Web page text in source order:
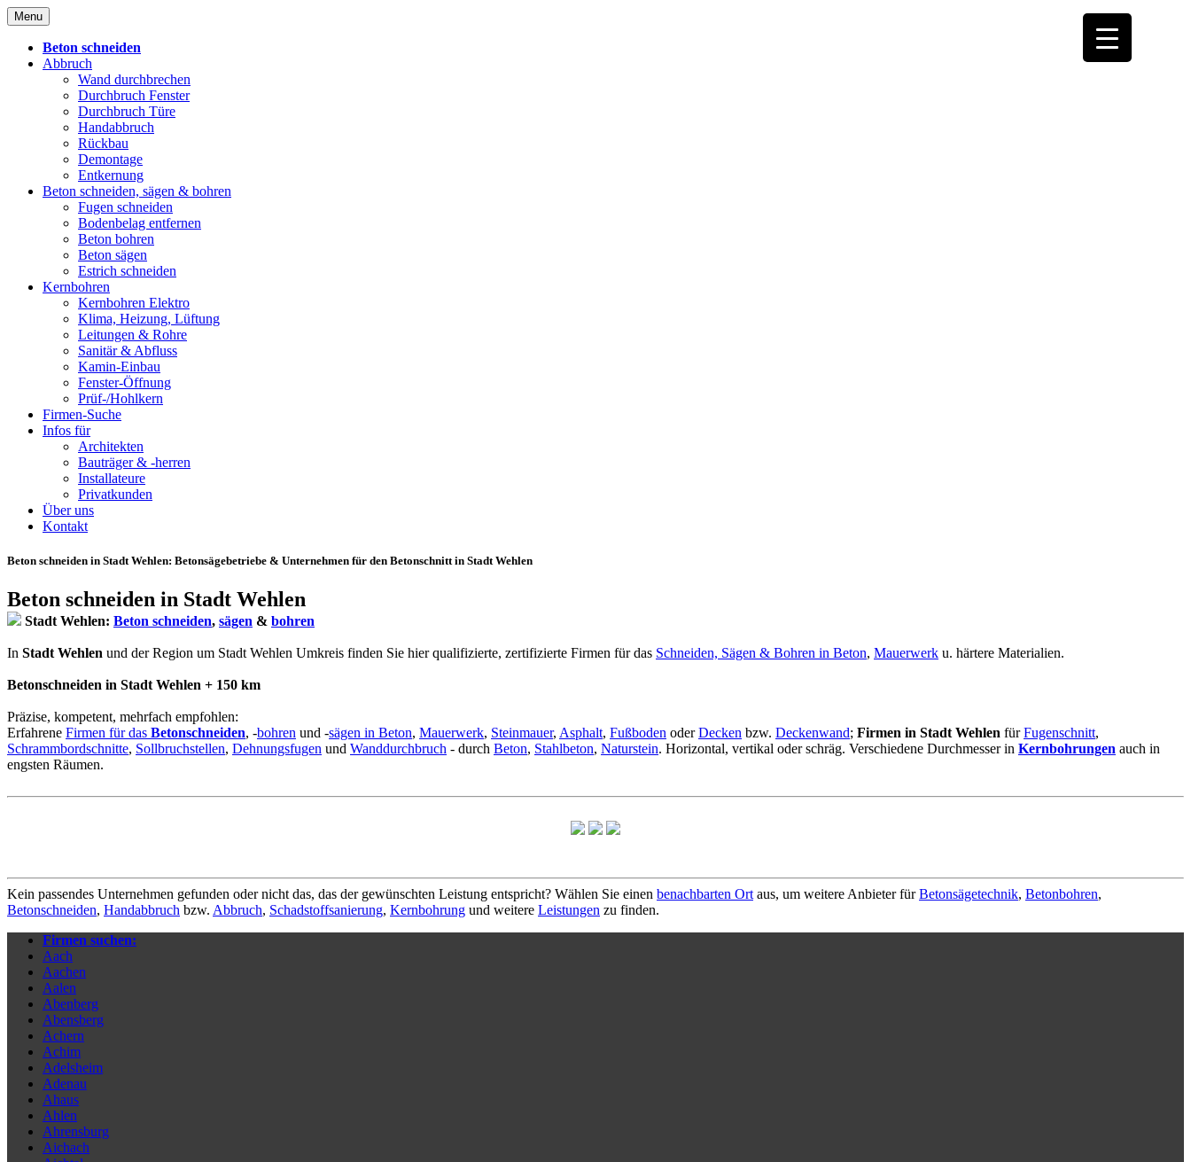
Skip
to
content
Menu
Beton schneiden
Abbruch
Wand durchbrechen
Durchbruch Fenster
Durchbruch Türe
Handabbruch
Rückbau
Demontage
Entkernung
Beton schneiden, sägen & bohren
Fugen schneiden
Bodenbelag entfernen
Beton bohren
Beton sägen
Estrich schneiden
Kernbohren
Kernbohren Elektro
Klima, Heizung, Lüftung
Leitungen & Rohre
Sanitär & Abfluss
Kamin-Einbau
Fenster-Öffnung
Prüf-/Hohlkern
Firmen-Suche
Infos für
Architekten
Bauträger & -herren
Installateure
Privatkunden
Über uns
Kontakt
Beton schneiden in Stadt Wehlen: Betonsägebetriebe & Unternehmen für den Betonschnitt in Stadt Wehlen
Beton schneiden in Stadt Wehlen
Stadt Wehlen: Beton schneiden, sägen & bohren
In Stadt Wehlen und der Region um Stadt Wehlen Umkreis finden Sie hier qualifizierte, zertifizierte Firmen für das Schneiden, Sägen & Bohren in Beton, Mauerwerk u. härtere Materialien.
Betonschneiden in Stadt Wehlen + 150 km
Präzise, kompetent, mehrfach empfohlen:
Erfahrene Firmen für das Betonschneiden, -bohren und -sägen in Beton, Mauerwerk, Steinmauer, Asphalt, Fußboden oderDecken bzw. Deckenwand; Firmen in Stadt Wehlen fürFugenschnitt,
Schrammbordschnitte, Sollbruchstellen, Dehnungsfugen und Wanddurchbruch - durch Beton, Stahlbeton, Naturstein. Horizontal, vertikal oder schräg. Verschiedene Durchmesser in Kernbohrungen auch in
engsten Räumen.
Kein passendes Unternehmen gefunden oder nicht das, das der gewünschten Leistung entspricht? Wählen Sie einen benachbarten Ort aus, um weitere Anbieter fürBetonsägetechnik, Betonbohren,
Betonschneiden, Handabbruch bzw. Abbruch, Schadstoffsanierung, Kernbohrung und weitere Leistungen zu finden.
Firmen suchen:
Aach
Aachen
Aalen
Abenberg
Abensberg
Achern
Achim
Adelsheim
Adenau
Ahaus
Ahlen
Ahrensburg
Aichach